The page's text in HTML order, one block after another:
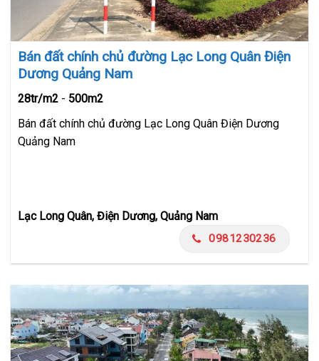
Bán đất chính chủ đường Lạc Long Quân Điện
Dương Quảng Nam
28tr/m2 - 500m2
Bán đất chính chủ đường Lạc Long Quân Điện Dương
Quảng Nam
Lạc Long Quân, Điện Dương, Quảng Nam
0981230236